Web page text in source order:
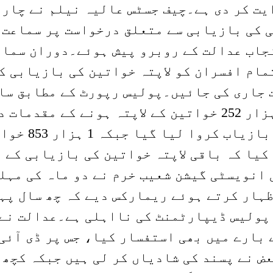
کر دی ہے۔چیف جسٹس عالیہ نیلم نے
کی بازیابی سے متعلق درخواست پر
عدالت کے روبرو پیش ہوئے۔دوران
افسران کو لاپتہ خواتین کی بازیابی
کی جائیں۔پولیس رپورٹ کے مطابق
2021 سے اپریل 2026 تک صوبہ بھر میں 3 ہزار 252 خواتین کے لاپتہ ہونے کے
ہوئے، جن میں سے 1 ہزار 405 خواتین
کہ باقی لاپتہ خواتین کی بازیابی کے
گیشن شعیب خرم نے دو ماہ کی
کرتے ہوئے ریمارکس دیے کہ چھ سال
ڈیپارٹمنٹ کی نااہلی ہے۔عدالت
میں بھی استفسار کیا، جس پر ڈی
نے پسند کی شادیاں کر لی ہیں جبکہ